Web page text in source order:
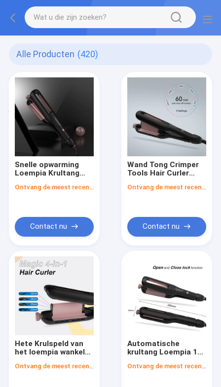
Alle Producten (420)
Snelle opwarming
Loempia Krultang
seconden 4
Ontvang de meest recente Prijs
Contact nu
Wand Tong Crimper
Tools Hair Curler
Golfhoogte Hot
Ontvang de meest recente Prijs
Contact nu
Hete Krulspeld van
het loempia wankelt
Haar het Krullende
Ontvang de meest recente Prijs
Automatische
krultang Loempia 12
ionen haarkrultang
Ontvang de meest recente Prijs